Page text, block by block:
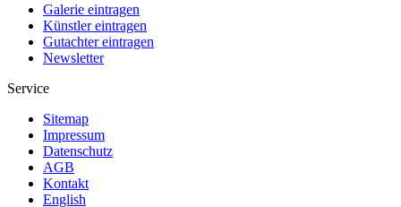
Galerie eintragen
Künstler eintragen
Gutachter eintragen
Newsletter
Service
Sitemap
Impressum
Datenschutz
AGB
Kontakt
English